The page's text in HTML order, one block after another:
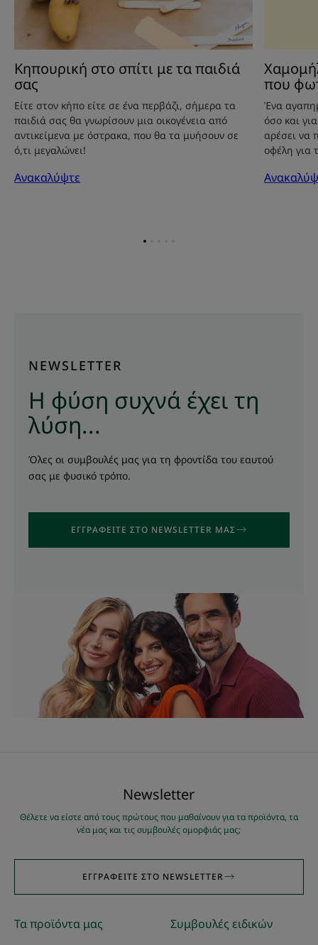
Κηπουρική στο σπίτι με τα παιδιά
σας
Είτε στον κήπο είτε σε ένα περβάζι, σήμερα τα
παιδιά σας θα γνωρίσουν μια οικογένεια από
αντικείμενα με όστρακα, που θα τα μυήσουν σε
ό,τι μεγαλώνει!
Ανακαλύψτε
που
Ένα
όσο και
αρέσει να
οφέλη για
Go
NEWSLETTER
Η φύση συχνά έχει τη
λύση...
Όλες οι συμβουλές μας για τη φροντίδα του εαυτού
σας με φυσικό τρόπο.
ΕΓΓΡΑΦΕΊΤΕ ΣΤΟ NEWSLETTER ΜΑΣ
Νewsletter
Θέλετε να είστε από τους πρώτους που μαθαίνουν για τα προϊόντα, τα
νέα μας και τις συμβουλές ομορφιάς μας;
ΕΓΓΡΑΦΕΊΤΕ ΣΤΟ NEWSLETTER
Τα προϊόντα μας
Συμβουλές ειδικών